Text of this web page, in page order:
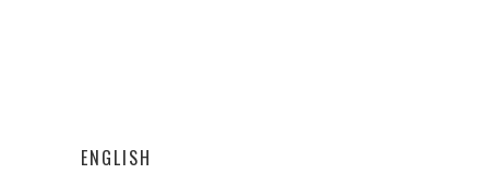
ENGLISH